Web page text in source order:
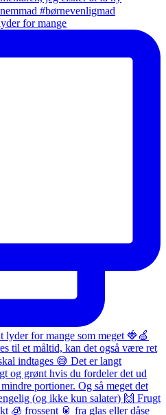
for mange